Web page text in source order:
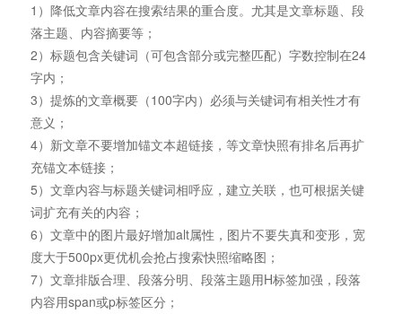
1）降低文章内容在搜索结果的重合度。尤其是文章标题、段
落主题、内容摘要等；
2）标题包含关键词（可包含部分或完整匹配）字数控制在24
字内；
3）提炼的文章概要（100字内）必须与关键词有相关性才有
意义；
4）新文章不要增加锚文本超链接，等文章快照有排名后再扩
充锚文本链接；
5）文章内容与标题关键词相呼应，建立关联，也可根据关键
词扩充有关的内容；
6）文章中的图片最好增加alt属性，图片不要失真和变形，宽
度大于500px更优机会抢占搜索快照缩略图；
7）文章排版合理、段落分明、段落主题用H标签加强，段落
内容用span或p标签区分；